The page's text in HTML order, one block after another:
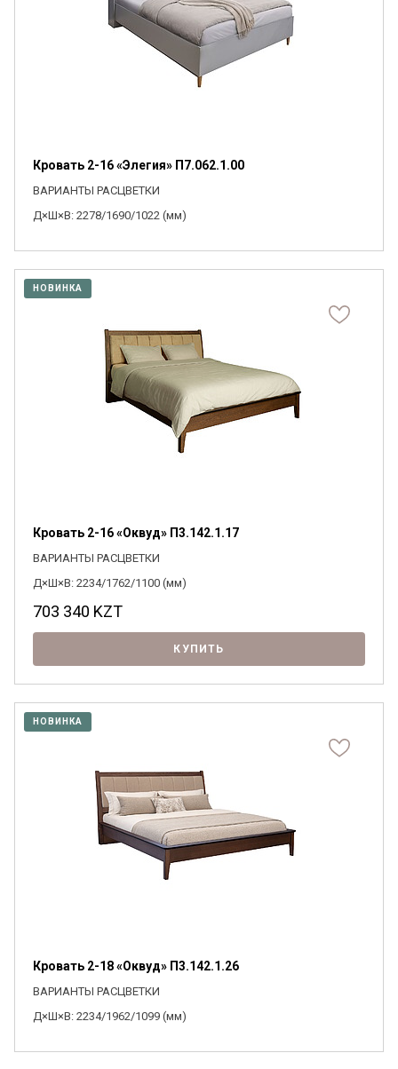
Кровать 2-16 «Элегия» П7.062.1.00
ВАРИАНТЫ РАСЦВЕТКИ
Д×Ш×В: 2278/1690/1022 (мм)
НОВИНКА
Кровать 2-16 «Оквуд» П3.142.1.17
ВАРИАНТЫ РАСЦВЕТКИ
Д×Ш×В: 2234/1762/1100 (мм)
703 340 KZT
КУПИТЬ
НОВИНКА
Кровать 2-18 «Оквуд» П3.142.1.26
ВАРИАНТЫ РАСЦВЕТКИ
Д×Ш×В: 2234/1962/1099 (мм)